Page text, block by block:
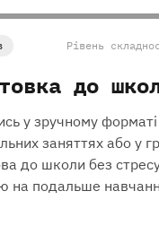
Рівень
до
у зручному
заняттях або у
до школи без
на подальше